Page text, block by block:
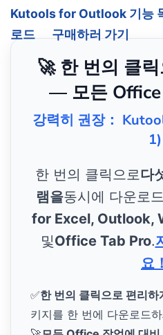
Kutools for Outlook 기능
로드
구매하러 가기
🚀 한 번의 클
— 모든 Office
강력히 권장：
1)
한 번의 클릭으로다
램을동시에 다운로
for Excel, Outlook,
및Office Tab Pro.
요！
✅한 번의 클릭으로 편리하
키지를 한 번에 다운로드하